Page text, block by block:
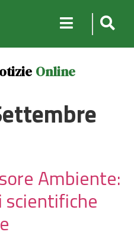
Online
Ambiente: